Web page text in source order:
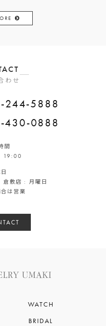
わせ
244-5888
430-0888
間
19:00
倉敷店 : 月曜日
は営業
WATCH
BRIDAL